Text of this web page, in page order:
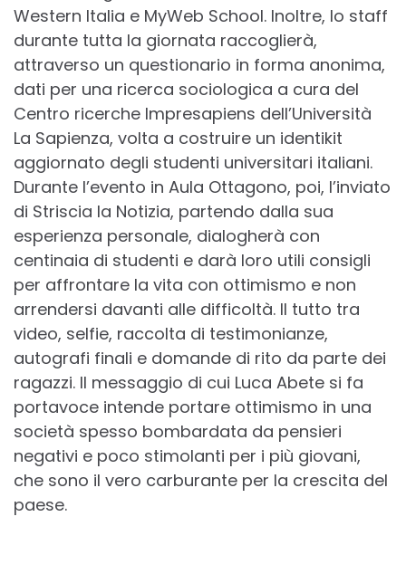
Western Italia e MyWeb School. Inoltre, lo staff
durante tutta la giornata raccoglierà,
attraverso un questionario in forma anonima,
dati per una ricerca sociologica a cura del
Centro ricerche Impresapiens dell’Università
La Sapienza, volta a costruire un identikit
aggiornato degli studenti universitari italiani.
Durante l’evento in Aula Ottagono, poi, l’inviato
di Striscia la Notizia, partendo dalla sua
esperienza personale, dialogherà con
centinaia di studenti e darà loro utili consigli
per affrontare la vita con ottimismo e non
arrendersi davanti alle difficoltà. Il tutto tra
video, selfie, raccolta di testimonianze,
autografi finali e domande di rito da parte dei
ragazzi. Il messaggio di cui Luca Abete si fa
portavoce intende portare ottimismo in una
società spesso bombardata da pensieri
negativi e poco stimolanti per i più giovani,
che sono il vero carburante per la crescita del
paese.